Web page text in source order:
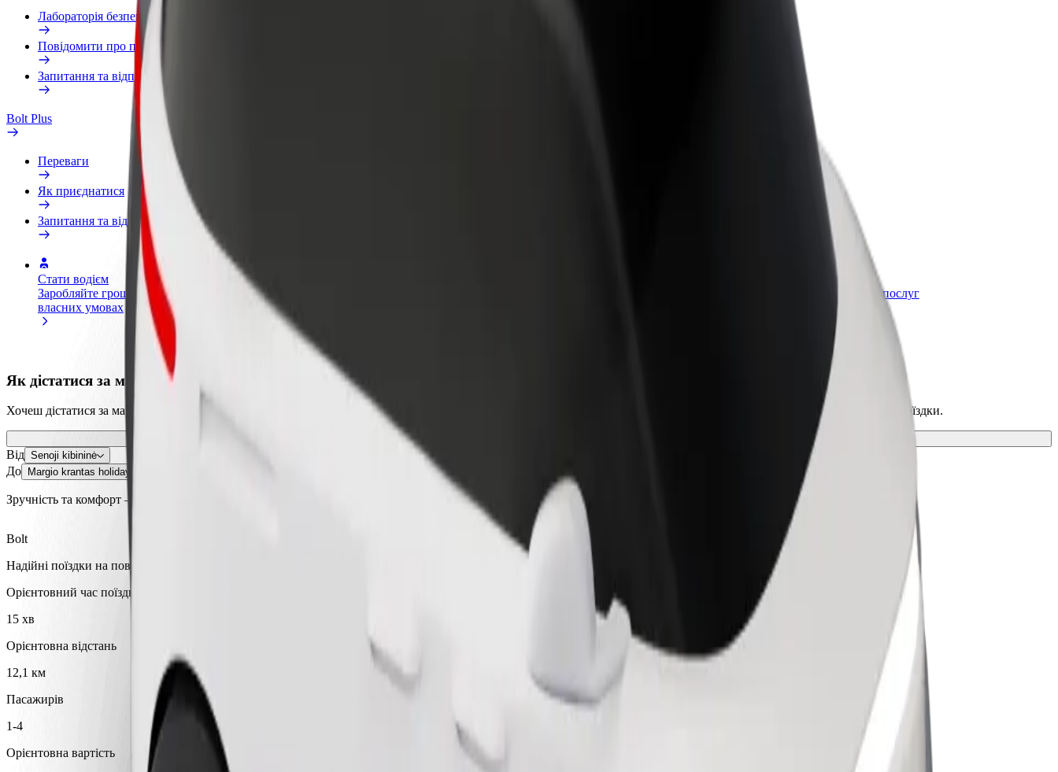
Лабораторія безпеки
Повідомити про проблему
Запитання та відповіді
Bolt Plus
Переваги
Як приєднатися
Запитання та відповіді
Стати водієм
Заробляйте гроші на
власних умовах
Стати кур'єром
Доставляйте їжу та отримуйте
виплати щотижня
Масштабування продуктів та послуг
Bolt для вашого бізнесу
Як дістатися за маршрутом Senoji kibininė – Margio krantas holiday complex
Хочеш дістатися за маршрутом "Senoji kibininė" – "Margio krantas holiday complex"? Ознайомся з нашими сервісами та знайди ідеальний спосіб пересування для своєї поїздки.
Від Senoji kibininė
До Margio krantas holiday complex
Зручність та комфорт — всього у декілька кліків!
Bolt
Надійні поїздки на повсякденних авто середнього класу.
Орієнтовний час поїздки
15 хв
Орієнтовна відстань
12,1 км
Пасажирів
1-4
Орієнтовна вартість